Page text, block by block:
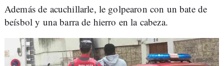
Además de acuchillarle, le golpearon con un bate de
beísbol y una barra de hierro en la cabeza.